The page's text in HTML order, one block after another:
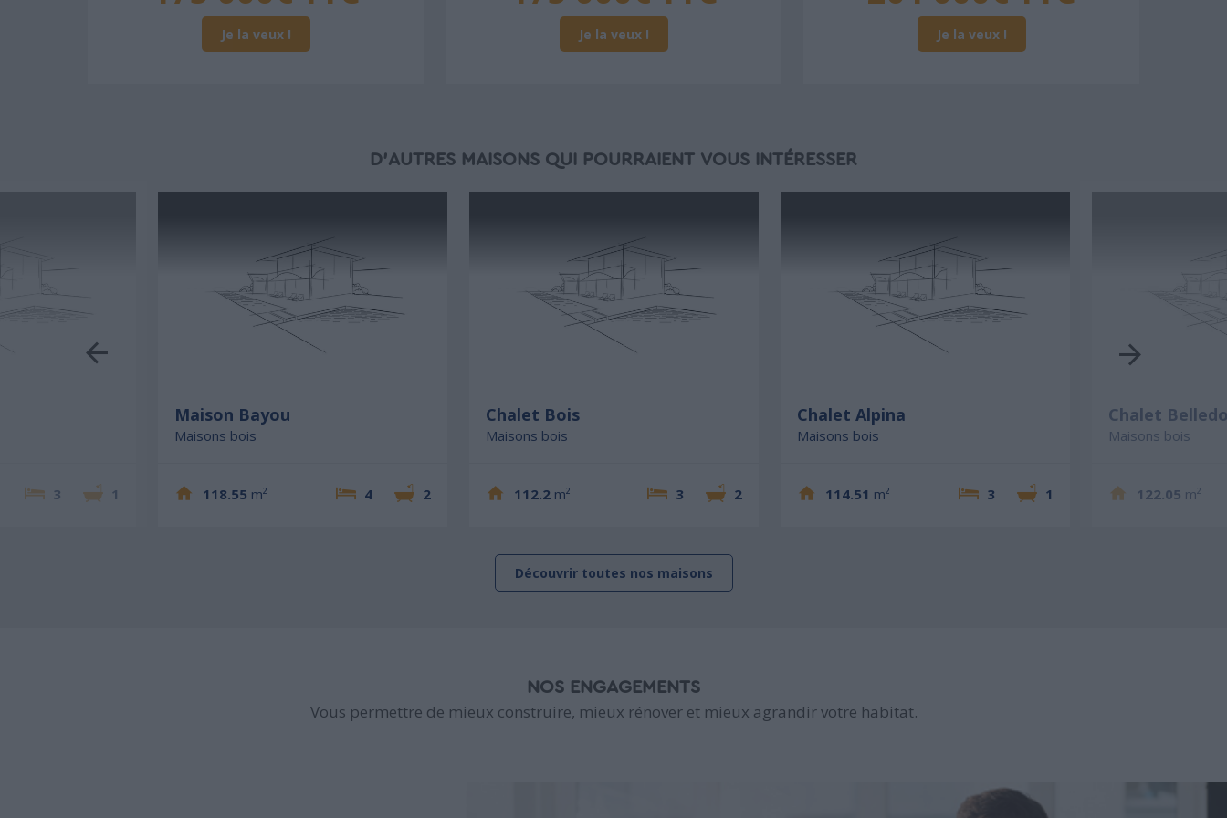
Je la veux ! Je la veux ! Je la veux !
D'AUTRES MAISONS QUI POURRAIENT VOUS INTÉRESSER
3 1
Maison Bayou
Maisons bois
118.55 m² 4 2
Chalet Bois
Maisons bois
112.2 m² 3 2
Chalet Alpina
Maisons bois
114.51 m² 3 1
Chalet
Maisons bois
122.05 m²
Découvrir toutes nos maisons
NOS ENGAGEMENTS
Vous permettre de mieux construire, mieux rénover et mieux agrandir votre habitat.